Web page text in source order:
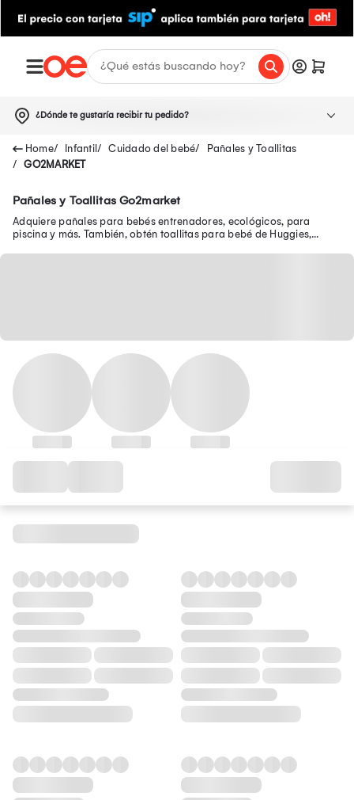
¿Dónde te gustaría recibir tu pedido?
Infantil Cuidado del bebé
Pañales y Toallitas
GO2MARKET
Pañales y Toallitas Go2market
Adquiere pañales para bebés entrenadores, ecológicos, para
piscina y más. También, obtén toallitas para bebé de Huggies,